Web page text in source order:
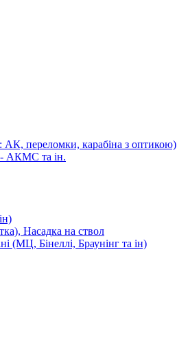
АК, переломки, карабіна з оптикою)
АКМС та ін.
Насадка на ствол
(МЦ, Бінеллі, Браунінг та ін)